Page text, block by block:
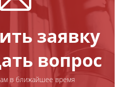
заявку
вопрос
в ближайшее время